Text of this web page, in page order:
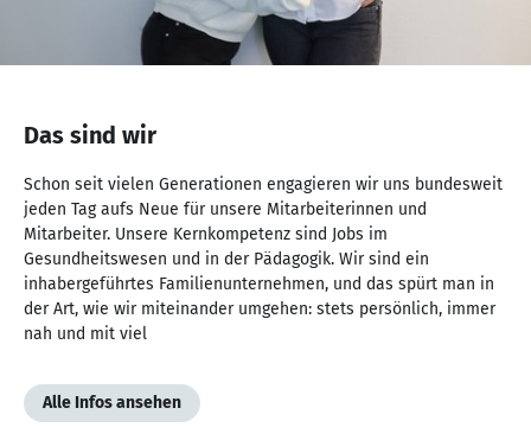
Das sind wir
Schon seit vielen Generationen engagieren wir uns bundesweit
jeden Tag aufs Neue für unsere Mitarbeiterinnen und
Mitarbeiter. Unsere Kernkompetenz sind Jobs im
Gesundheitswesen und in der Pädagogik. Wir sind ein
inhabergeführtes Familienunternehmen, und das spürt man in
der Art, wie wir miteinander umgehen: stets persönlich, immer
nah und mit viel
Alle Infos ansehen